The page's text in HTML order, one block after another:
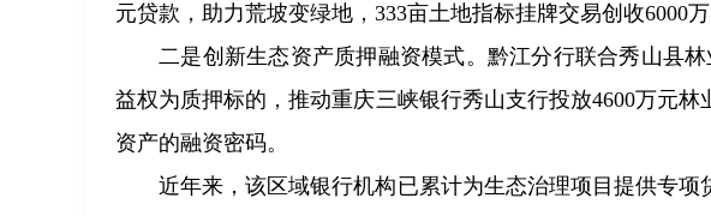
元贷款，助力荒坡变绿地，333亩土地指标挂牌交易创收6000
二是创新生态资产质押融资模式。黔江分行联合秀山县
益权为质押标的，推动重庆三峡银行秀山支行投放4600万元
资产的融资密码。
近年来，该区域银行机构已累计为生态治理项目提供专